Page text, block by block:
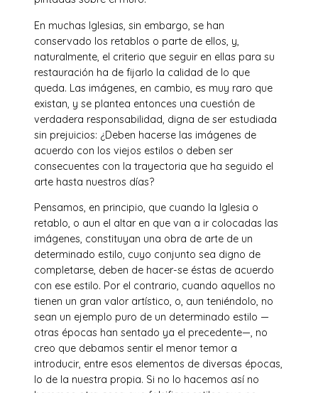
En muchas Iglesias, sin embargo, se han
conservado los retablos o parte de ellos, y,
naturalmente, el criterio que seguir en ellas para su
restauración ha de fijarlo la calidad de lo que
queda. Las imágenes, en cambio, es muy raro que
existan, y se plantea entonces una cuestión de
verdadera responsabilidad, digna de ser estudiada
sin prejuicios: ¿Deben hacerse las imágenes de
acuerdo con los viejos estilos o deben ser
consecuentes con la trayectoria que ha seguido el
arte hasta nuestros días?
Pensamos, en principio, que cuando la Iglesia o
retablo, o aun el altar en que van a ir colocadas las
imágenes, constituyan una obra de arte de un
determinado estilo, cuyo conjunto sea digno de
completarse, deben de hacer-se éstas de acuerdo
con ese estilo. Por el contrario, cuando aquellos no
tienen un gran valor artístico, o, aun teniéndolo, no
sean un ejemplo puro de un determinado estilo —
otras épocas han sentado ya el precedente—, no
creo que debamos sentir el menor temor a
introducir, entre esos elementos de diversas épocas,
lo de la nuestra propia. Si no lo hacemos así no